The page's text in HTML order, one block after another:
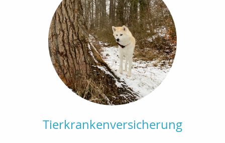
Tierkrankenversicherung